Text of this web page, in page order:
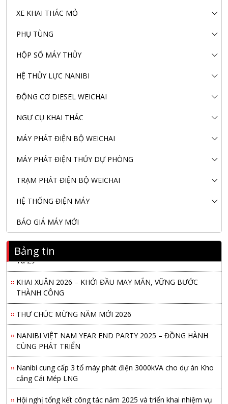
XE KHAI THÁC MỎ
PHỤ TÙNG
HỘP SỐ MÁY THỦY
HỆ THỦY LỰC NANIBI
ĐỘNG CƠ DIESEL WEICHAI
NGƯ CỤ KHAI THÁC
MÁY PHÁT ĐIỆN BỘ WEICHAI
MÁY PHÁT ĐIỆN THỦY DỰ PHÒNG
TRẠM PHÁT ĐIỆN BỘ WEICHAI
HỆ THỐNG ĐIỆN MÁY
BÁO GIÁ MÁY MỚI
Bảng tin
Nanibi Cung Cấp Động Cơ Weichai Cho Tàu Vận Tải Minh
Tú 29
KHAI XUÂN 2026 – KHỞI ĐẦU MAY MẮN, VỮNG BƯỚC
THÀNH CÔNG
THƯ CHÚC MỪNG NĂM MỚI 2026
NANIBI VIỆT NAM YEAR END PARTY 2025 – ĐỒNG HÀNH
CÙNG PHÁT TRIỂN
Nanibi cung cấp 3 tổ máy phát điện 3000kVA cho dự án Kho
cảng Cái Mép LNG
Hội nghị tổng kết công tác năm 2025 và triển khai nhiệm vụ